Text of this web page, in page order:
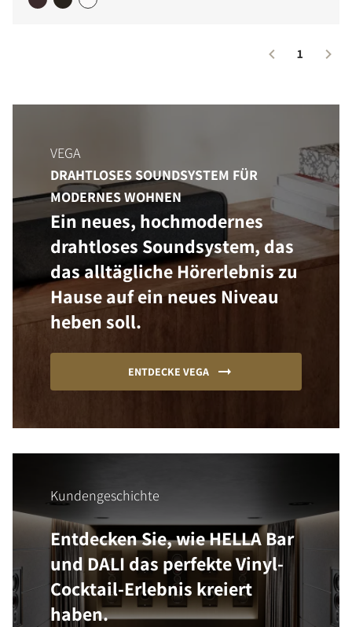
1
VEGA
DRAHTLOSES SOUNDSYSTEM FÜR
MODERNES WOHNEN
Ein neues, hochmodernes
drahtloses Soundsystem, das
das alltägliche Hörerlebnis zu
Hause auf ein neues Niveau
heben soll.
ENTDECKE VEGA
Kundengeschichte
Entdecken Sie, wie HELLA Bar
und DALI das perfekte Vinyl-
Cocktail-Erlebnis kreiert
haben.